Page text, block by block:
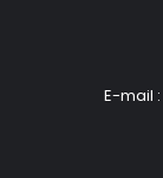
E-mail :